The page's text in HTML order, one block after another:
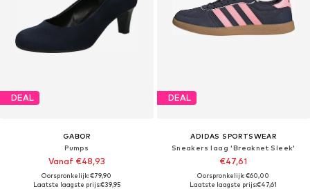
DEAL
GABOR
Pumps
Vanaf €48,93
Oorspronkelijk: €79,90
Laatste laagste prijs:€39,95
DEAL
ADIDAS SPORTSWEAR
Sneakers laag 'Breaknet Sleek'
€47,61
Oorspronkelijk: €60,00
Laatste laagste prijs:€47,61